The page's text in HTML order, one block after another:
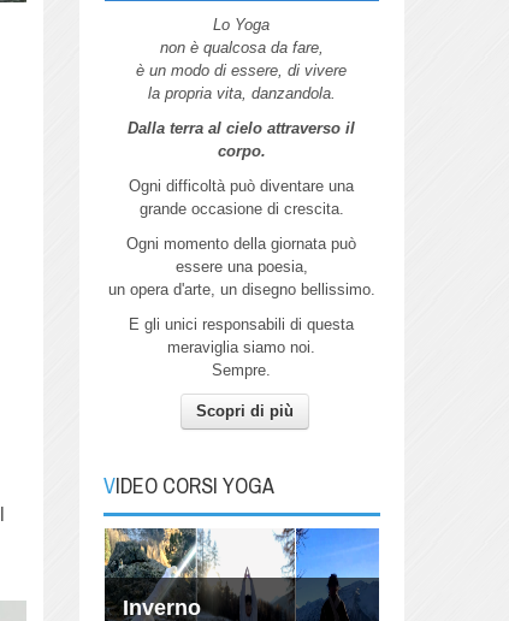
Lo Yoga
non è qualcosa da fare,
è un modo di essere, di vivere
la propria vita, danzandola.
Dalla terra al cielo attraverso il
corpo.
Ogni difficoltà può diventare una
grande occasione di crescita.
Ogni momento della giornata può
essere una poesia,
un opera d'arte, un disegno bellissimo.
E gli unici responsabili di questa
meraviglia siamo noi.
Sempre.
Scopri di più
VIDEO CORSI YOGA
Autunno
all'energia dell'Autunno.
Inverno